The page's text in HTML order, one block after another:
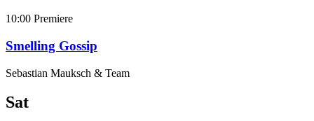
10:00 Premiere
Smelling Gossip
Sebastian Mauksch & Team
Sat